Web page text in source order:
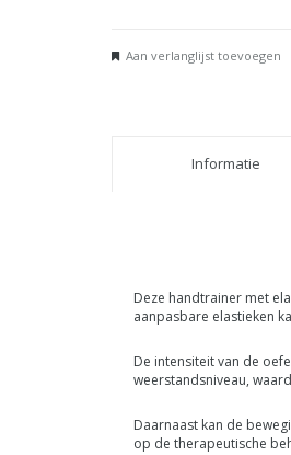
Aan verlanglijst toevoegen
Informatie
Deze handtrainer met
aanpasbare elastieken
De intensiteit van de
weerstandsniveau,
Daarnaast kan de
op de therapeutische